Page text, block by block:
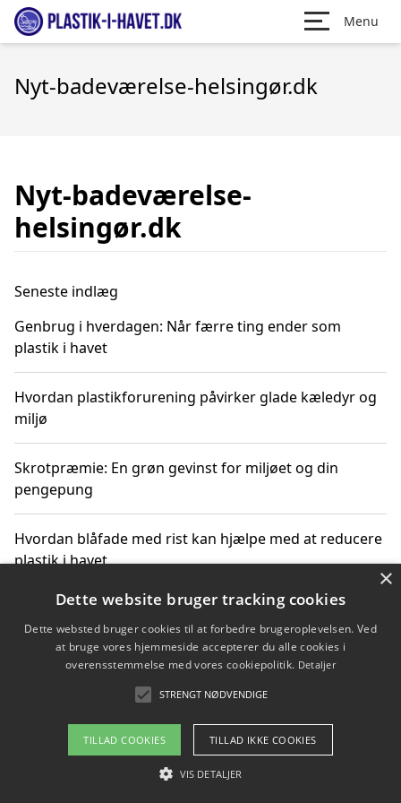
Menu
Nyt-badeværelse-helsingør.dk
Nyt-badeværelse-
helsingør.dk
Seneste indlæg
Genbrug i hverdagen: Når færre ting ender som
plastik i havet
Hvordan plastikforurening påvirker glade kæledyr og
miljø
Skrotpræmie: En grøn gevinst for miljøet og din
pengepung
Hvordan blåfade med rist kan hjælpe med at reducere
plastik i havet
Spil kasinospil på et troværdigt online casino: Din
guide til sikker og sjov underholdning
Om / kontakt
Blog Betingelser
×
Dette website bruger tracking cookies
Dette websted bruger cookies til at forbedre brugeroplevelsen. Ved
at bruge vores hjemmeside accepterer du alle cookies i
overensstemmelse med vores cookiepolitik. Detaljer
STRENGT NØDVENDIGE
TILLAD COOKIES TILLAD IKKE COOKIES
VIS DETALJER